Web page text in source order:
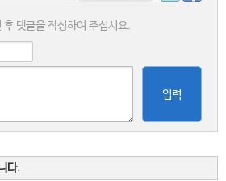
댓글을 작성하여 주십시요.
입력
다.